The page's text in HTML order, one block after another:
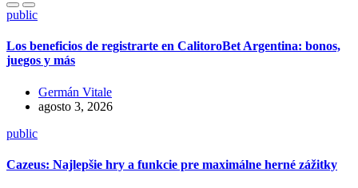
public
Los beneficios de registrarte en CalitoroBet Argentina: bonos,
juegos y más
Germán Vitale
agosto 3, 2026
public
Cazeus: Najlepšie hry a funkcie pre maximálne herné zážitky